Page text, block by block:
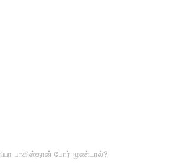
பாகிஸ்தான் போர் மூண்டால்?